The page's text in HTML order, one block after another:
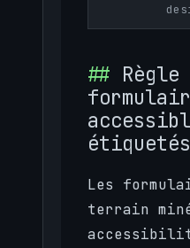
étiquetés
Les
terrain